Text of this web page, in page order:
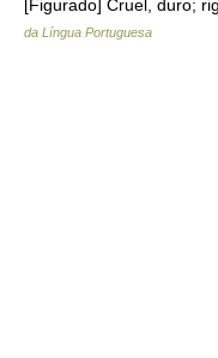
[Figurado] Cruel, duro;
da Língua Portuguesa